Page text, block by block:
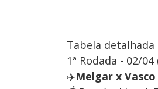
Tabela detalhada
1ª Rodada - 02/
✈️Melgar x Vasco